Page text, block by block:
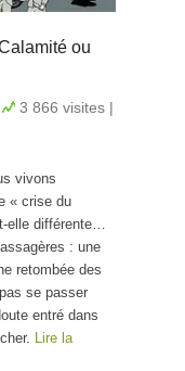
ou
3 866 visites |
vivons
« crise du
elle différente…
: une
retombée des
se passer
entré dans
Lire la